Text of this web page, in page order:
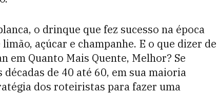
o drinque que fez sucesso na época
açúcar e champanhe. E o que dizer de
Quanto Mais Quente, Melhor? Se
de 40 até 60, em sua maioria
dos roteiristas para fazer uma